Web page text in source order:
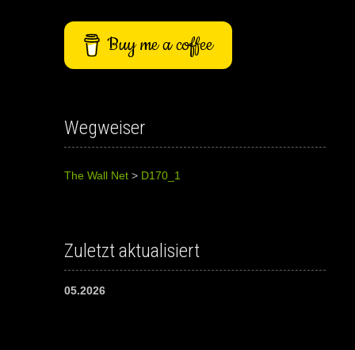
Buy me a coffee
Wegweiser
The Wall Net> D170_1
Zuletzt aktualisiert
05.2026